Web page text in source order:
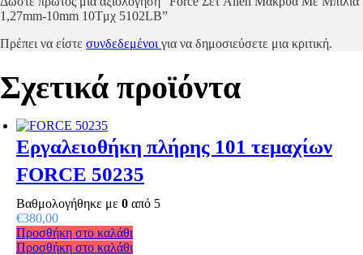
1,27mm-10mm 10Tμχ 5102LB”
Πρέπει να είστε συνδεδεμένοι για να δημοσιεύσετε μια κριτική.
Σχετικά προϊόντα
Εργαλειοθήκη πλήρης 101 τεμαχίων
FORCE 50235
Βαθμολογήθηκε με 0 από 5
€380,00
Προσθήκη στο καλάθι
Προσθήκη στο καλάθι